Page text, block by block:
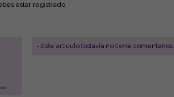
estar registrado.
- Este articulo todavía no tiene comentarios.